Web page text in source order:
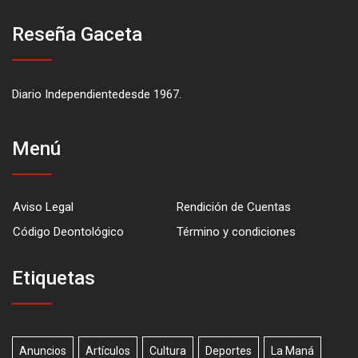
Reseña Gaceta
Diario Independientedesde 1967.
Menú
Aviso Legal
Rendición de Cuentas
Código Deontológico
Término y condiciones
Etiquetas
Anuncios Artículos Cultura Deportes La Maná